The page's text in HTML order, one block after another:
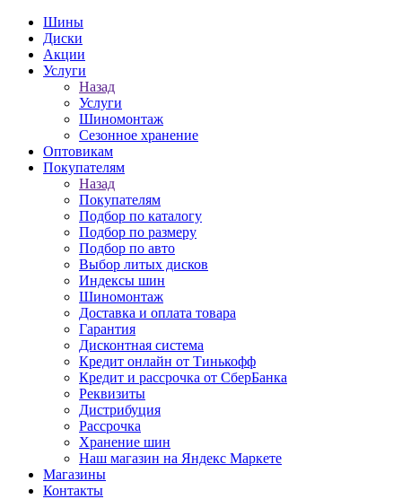
Шины
Диски
Акции
Услуги
Назад
Услуги
Шиномонтаж
Сезонное хранение
Оптовикам
Покупателям
Назад
Покупателям
Подбор по каталогу
Подбор по размеру
Подбор по авто
Выбор литых дисков
Индексы шин
Шиномонтаж
Доставка и оплата товара
Гарантия
Дисконтная система
Кредит онлайн от Тинькофф
Кредит и рассрочка от СберБанка
Реквизиты
Дистрибуция
Рассрочка
Хранение шин
Наш магазин на Яндекс Маркете
Магазины
Контакты